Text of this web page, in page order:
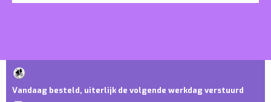
Vandaag besteld, uiterlijk de volgende werkdag verstuurd